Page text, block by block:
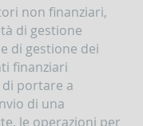
non finanziari,
di gestione
di gestione dei
finanziari
portare a
di una
le operazioni per